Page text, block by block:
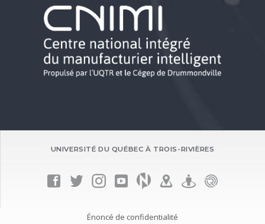
UNIVERSITÉ DU QUÉBEC À TROIS-RIVIÈRES
Énoncé de confidentialité